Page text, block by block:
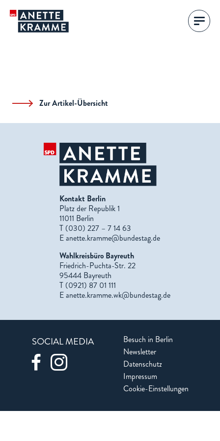
Zur Artikel-Übersicht
Kontakt Berlin
Platz der Republik 1
11011 Berlin
T (030) 227 – 7 14 63
Eanette.kramme@bundestag.de
Wahlkreisbüro Bayreuth
Friedrich-Puchta-Str. 22
95444 Bayreuth
T (0921) 87 01 111
Eanette.kramme.wk@bundestag.de
SOCIAL MEDIA
Besuch in Berlin
Newsletter
Datenschutz
Impressum
Cookie-Einstellungen